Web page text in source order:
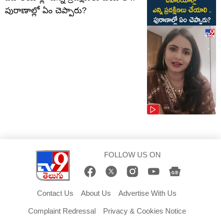
పురాణాల్లో ఏం చెప్పారు?
FOLLOW US ON
Contact Us About Us Advertise With Us
Complaint Redressal Privacy & Cookies Notice